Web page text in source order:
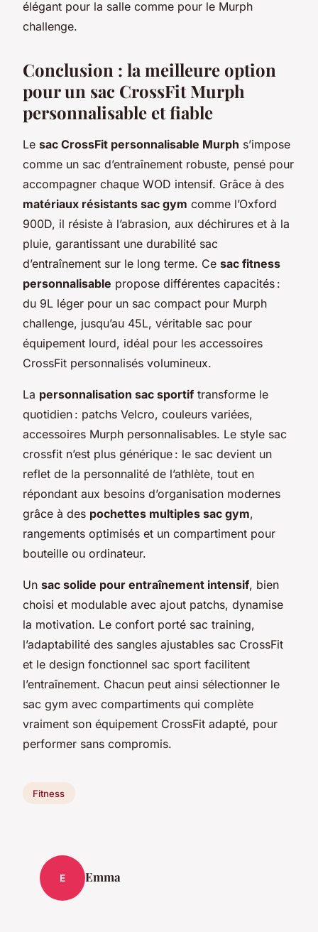
élégant pour la salle comme pour le Murph
challenge.
Conclusion : la meilleure option
pour un sac CrossFit Murph
personnalisable et fiable
Le sac CrossFit personnalisable Murph s’impose
comme un sac d’entraînement robuste, pensé pour
accompagner chaque WOD intensif. Grâce à des
matériaux résistants sac gym comme l’Oxford
900D, il résiste à l’abrasion, aux déchirures et à la
pluie, garantissant une durabilité sac
d’entraînement sur le long terme. Ce sac fitness
personnalisable propose différentes capacités :
du 9L léger pour un sac compact pour Murph
challenge, jusqu’au 45L, véritable sac pour
équipement lourd, idéal pour les accessoires
CrossFit personnalisés volumineux.
La personnalisation sac sportif transforme le
quotidien : patchs Velcro, couleurs variées,
accessoires Murph personnalisables. Le style sac
crossfit n’est plus générique : le sac devient un
reflet de la personnalité de l’athlète, tout en
répondant aux besoins d’organisation modernes
grâce à des pochettes multiples sac gym,
rangements optimisés et un compartiment pour
bouteille ou ordinateur.
Un sac solide pour entraînement intensif, bien
choisi et modulable avec ajout patchs, dynamise
la motivation. Le confort porté sac training,
l’adaptabilité des sangles ajustables sac CrossFit
et le design fonctionnel sac sport facilitent
l’entraînement. Chacun peut ainsi sélectionner le
sac gym avec compartiments qui complète
vraiment son équipement CrossFit adapté, pour
performer sans compromis.
Fitness
E Emma